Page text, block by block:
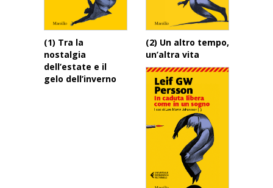
(1) Tra la
nostalgia
dell’estate e il
gelo dell’inverno
(2) Un altro tempo,
un’altra vita